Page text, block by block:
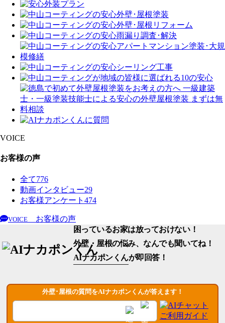
VOICE
お客様の声
全て776
動画インタビュー29
お客様アンケート 474
VOICE
お客様の声
困っているお家は放っておけない！
外壁・屋根の悩み、なんでも聞いてね！
AIナカポンくんが即回答！
外壁･屋根の質問をAIナカポンくんが答えます！